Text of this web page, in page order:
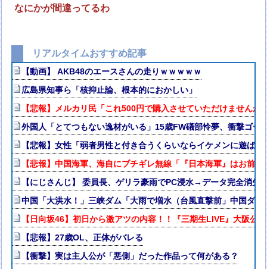
なにかが間違ってるわ
リアルタイムおすすめ記事
【動画】 AKB48のエースさんの走りｗｗｗｗｗ
広島県知事ら「核抑止論、根本的におかしい」
【悲報】メルカリ民「これ500円で購入させていただけません
外国人「とてつもない逸材がいる」15歳FW礒部怜夢、衝撃ゴ
【悲報】女性「弱者男性と付き合うくらいならイケメンに遊ば
【悲報】中国海軍、海自にブチギレ無線「『日本海軍』はお前
【にじさんじ】 委員長、ゲリラ豪雨でPC浸水→データ完全消
中国「大洪水！」三峡ダム「大雨で増水（台風直撃前」中国ダ
【日向坂46】初日から激アツの内容！！『三期生LIVE』大阪公
【悲報】27歳OL、正体がバレる
【衝撃】実は主人公が「悪側」だった作品って何がある？